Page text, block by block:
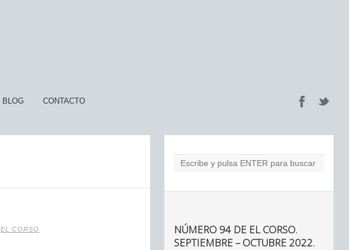
BLOG CONTACTO
EL CORSO
NÚMERO 94 DE EL CORSO.
SEPTIEMBRE – OCTUBRE 2022.